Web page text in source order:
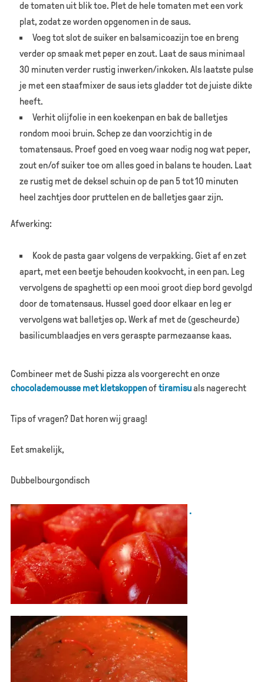
de tomaten uit blik toe. Plet de hele tomaten met een vork
plat, zodat ze worden opgenomen in de saus.
Voeg tot slot de suiker en balsamicoazijn toe en breng
verder op smaak met peper en zout. Laat de saus minimaal
30 minuten verder rustig inwerken/inkoken. Als laatste pulse
je met een staafmixer de saus iets gladder tot de juiste dikte
heeft.
Verhit olijfolie in een koekenpan en bak de balletjes
rondom mooi bruin. Schep ze dan voorzichtig in de
tomatensaus. Proef goed en voeg waar nodig nog wat peper,
zout en/of suiker toe om alles goed in balans te houden. Laat
ze rustig met de deksel schuin op de pan 5 tot 10 minuten
heel zachtjes door pruttelen en de balletjes gaar zijn.
Afwerking:
Kook de pasta gaar volgens de verpakking. Giet af en zet
apart, met een beetje behouden kookvocht, in een pan. Leg
vervolgens de spaghetti op een mooi groot diep bord gevolgd
door de tomatensaus. Hussel goed door elkaar en leg er
vervolgens wat balletjes op. Werk af met de (gescheurde)
basilicumblaadjes en vers geraspte parmezaanse kaas.
Combineer met de Sushi pizza als voorgerecht en onze
chocolademousse met kletskoppenoftiramisuals nagerecht
Tips of vragen? Dat horen wij graag!
Eet smakelijk,
Dubbelbourgondisch
.